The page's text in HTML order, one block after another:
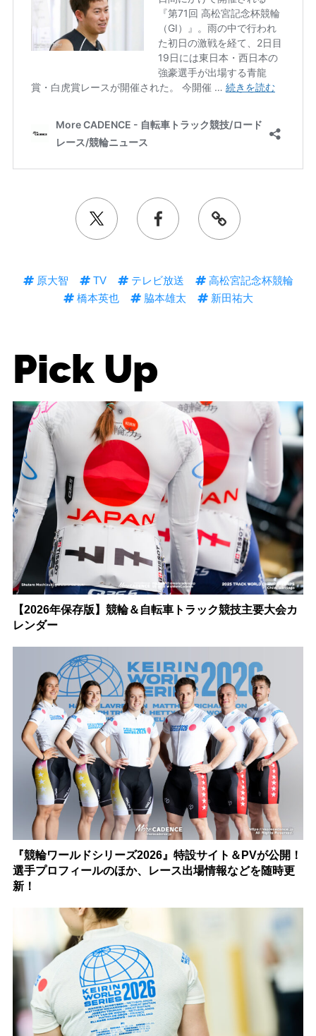
原大智 TV テレビ放送
高松宮記念杯競輪
橋本英也
脇本雄太 新田祐大
Pick Up
【2026年保存版】競輪＆自転車トラック競技主要大会カ
レンダー
『競輪ワールドシリーズ2026』特設サイト＆PVが公開！
選手プロフィールのほか、レース出場情報などを随時更
新！